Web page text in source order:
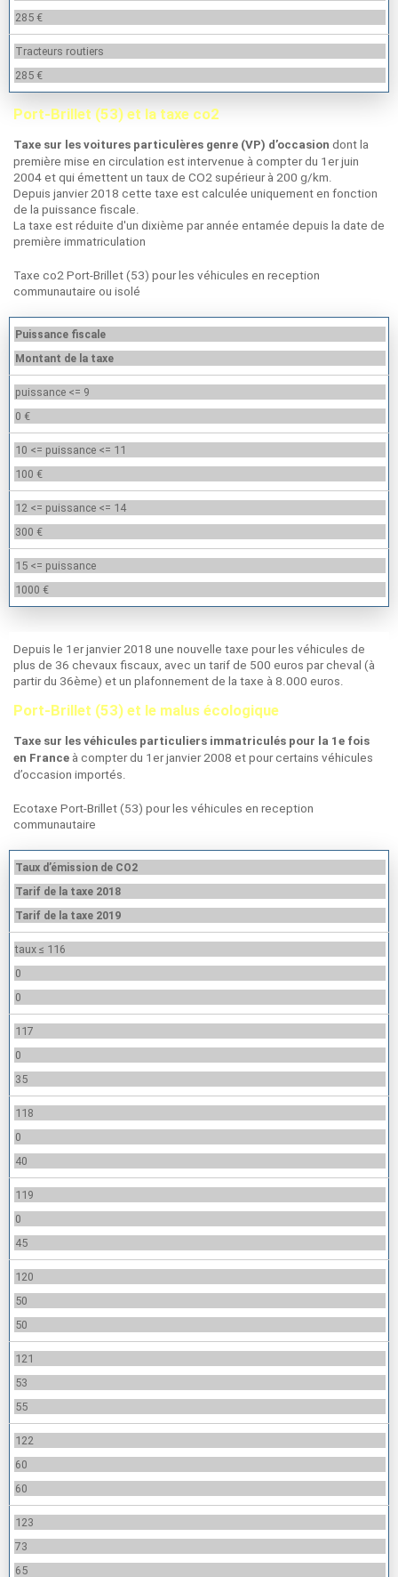
285 €
Tracteurs routiers
285 €
Port-Brillet (53) et la taxe co2
Taxe sur les voitures particulères genre (VP) d’occasion dont la
première mise en circulation est intervenue à compter du 1er juin
2004 et qui émettent un taux de CO2 supérieur à 200 g/km.
Depuis janvier 2018 cette taxe est calculée uniquement en fonction
de la puissance fiscale.
La taxe est réduite d'un dixième par année entamée depuis la date de
première immatriculation
Taxe co2 Port-Brillet (53) pour les véhicules en reception
communautaire ou isolé
Puissance fiscale
Montant de la taxe
puissance <= 9
0 €
10 <= puissance <= 11
100 €
12 <= puissance <= 14
300 €
15 <= puissance
1000 €
Depuis le 1er janvier 2018 une nouvelle taxe pour les véhicules de
plus de 36 chevaux fiscaux, avec un tarif de 500 euros par cheval (à
partir du 36ème) et un plafonnement de la taxe à 8.000 euros.
Port-Brillet (53) et le malus écologique
Taxe sur les véhicules particuliers immatriculés pour la 1e fois
en France à compter du 1er janvier 2008 et pour certains véhicules
d’occasion importés.
Ecotaxe Port-Brillet (53) pour les véhicules en reception
communautaire
Taux d’émission de CO2
Tarif de la taxe 2018
Tarif de la taxe 2019
taux ≤ 116
0
0
117
0
35
118
0
40
119
0
45
120
50
50
121
53
55
122
60
60
123
73
65